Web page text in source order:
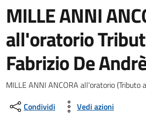
MILLE ANNI
all'oratorio
Fabrizio De
Dettagli della notizia
MILLE ANNI ANCORA all'oratorio (Tributo
Condividi
Vedi azioni